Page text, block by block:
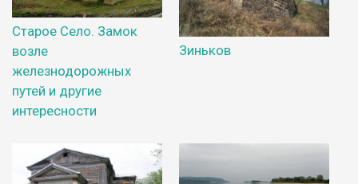
Старое Село. Замок
возле
железнодорожных
путей и другие
интересности
Зиньков